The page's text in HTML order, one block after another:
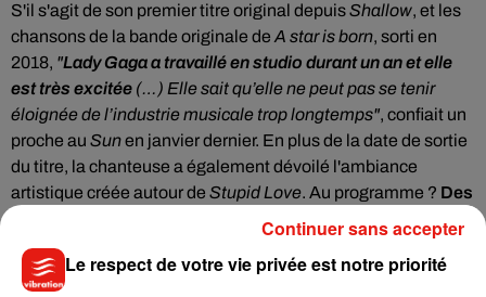
S'il s'agit de son premier titre original depuisShallow, et les
chansons de la bande originale de A star is born, sorti en
2018, "Lady Gaga a travaillé en studio durant un an et elle
est très excitée (…) Elle sait qu’elle ne peut pas se tenir
éloignée de l’industrie musicale trop longtemps", confiait un
proche au Sunen janvier dernier. En plus de la date de sortie
du titre, la chanteuse a également dévoilé l'ambiance
artistique créée autour de Stupid Love. Au programme ? Des
couleurs flashy pour un univers de science-fiction, très
futuriste
Fans think that
Le respect de votre vie privée est notre priorité
Continuer sans accepter